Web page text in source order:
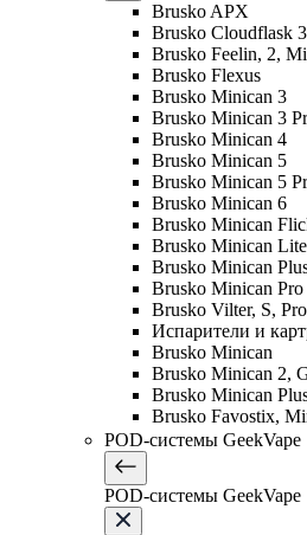
Brusko APX
Brusko Cloudflask 3
Brusko Feelin, 2,
Brusko Flexus
Brusko Minican 3
Brusko Minican 3
Brusko Minican 4
Brusko Minican 5
Brusko Minican 5
Brusko Minican 6
Brusko Minican
Brusko Minican Lite
Brusko Minican
Brusko Minican Pro
Brusko Vilter, S, Pro
Испарители и
Brusko Minican
Brusko Minican 2,
Brusko Minican
Brusko Favostix,
POD-системы GeekVape
POD-системы GeekVape